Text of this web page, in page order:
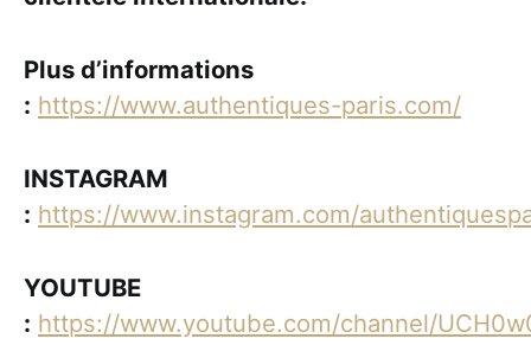
Plus d’informations
: https://www.authentiques-paris.com/
INSTAGRAM
: https://www.instagram.com/
YOUTUBE
: https://www.youtube.com/channel/